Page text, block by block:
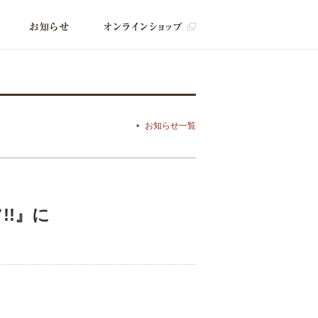
お知らせ一覧
』に